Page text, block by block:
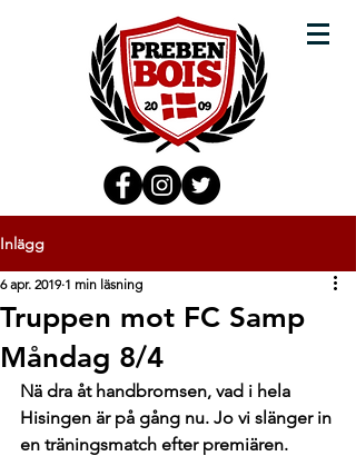
Inlägg
Truppen mot FC Samp
Måndag 8/4
6 apr. 2019 1 min läsning
Nä dra åt handbromsen, vad i hela
Hisingen är på gång nu. Jo vi slänger in
en träningsmatch efter premiären.